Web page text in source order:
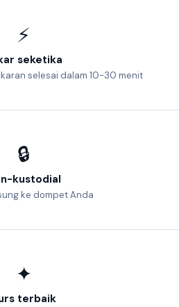
⚡
seketika
selesai dalam 10-30 menit
🔒
kustodial
ke dompet Anda
✦
terbaik